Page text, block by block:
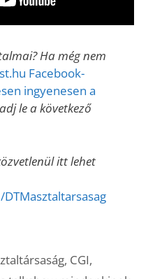
Ha még nem
Facebook-
ingyenesen a
le a következő
itt lehet
, CGI,